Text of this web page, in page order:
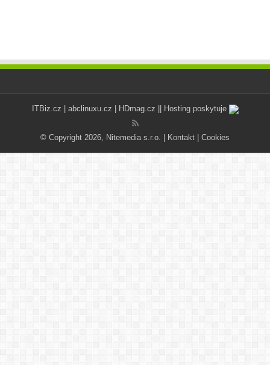
ITBiz.cz abclinuxu.cz HDmag.cz || Hosting poskytuje
© Copyright 2026, Nitemedia s.r.o. | Kontakt Cookies